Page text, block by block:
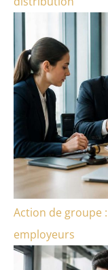
Action de groupe
employeurs